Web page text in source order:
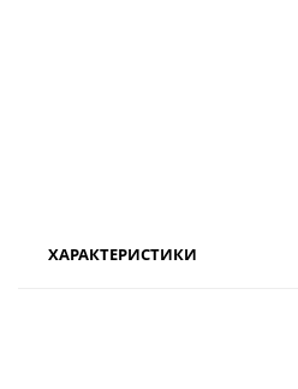
ХАРАКТЕРИСТИКИ